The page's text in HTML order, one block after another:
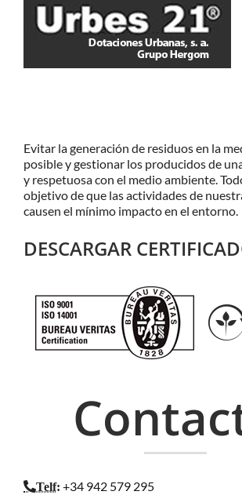
Evitar la generación de residuos en la
posible y gestionar los producidos de
y respetuosa con el medio ambiente.
objetivo de que las actividades de
causen el mínimo impacto en el entorno.
DESCARGAR
Telf: +34 942 579 295